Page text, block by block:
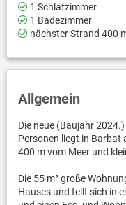
1 Schlafzimmer
1 Badezimmer
nächster Strand 400
Allgemein
Die neue (Baujahr
Personen liegt in Barbat
400 m vom Meer und
Die 55 m² große
Hauses und teilt sich in